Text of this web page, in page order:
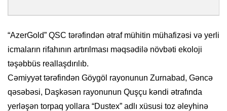
“AzerGold” QSC tərəfindən ətraf mühitin mühafizəsi və yerli
icmaların rifahının artırılması məqsədilə növbəti ekoloji
təşəbbüs reallaşdırılıb.
Cəmiyyət tərəfindən Göygöl rayonunun Zurnabad, Gəncə
qəsəbəsi, Daşkəsən rayonunun Quşçu kəndi ətrafında
yerləşən torpaq yollara “Dustex” adlı xüsusi toz əleyhinə